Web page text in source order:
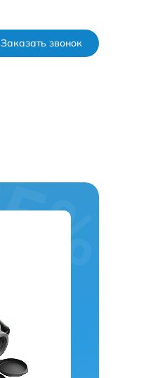
Заказать звонок